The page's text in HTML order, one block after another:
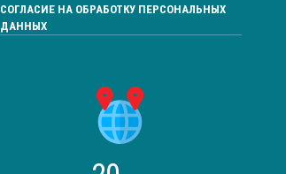
СОГЛАСИЕ НА ОБРАБОТКУ ПЕРСОНАЛЬНЫХ
ДАННЫХ